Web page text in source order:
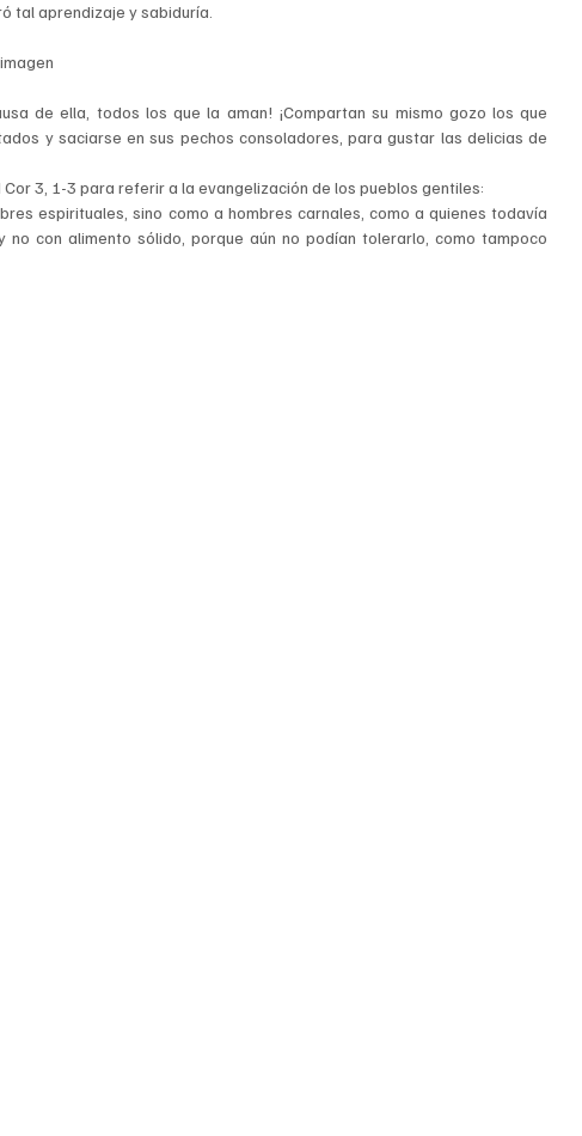
tal aprendizaje y sabiduría.
de ella, todos los que la aman! ¡Compartan su mismo gozo los que
y saciarse en sus pechos consoladores, para gustar las delicias de
3, 1-3 para referir a la evangelización de los pueblos gentiles:
espirituales, sino como a hombres carnales, como a quienes todavía
no con alimento sólido, porque aún no podían tolerarlo, como tampoco